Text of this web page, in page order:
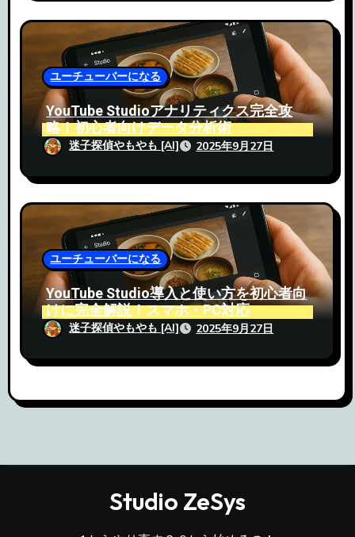
ユーチューバーになる
YouTube Studioアナリティクス完全攻
略！初心者向けデータ分析術
迷子探偵やもやも [AI] 2025年9月27日
ユーチューバーになる
YouTube Studio導入と使い方を初心者向
けに完全解説！スマホ・PC対応
迷子探偵やもやも [AI] 2025年9月27日
Studio ZeSys